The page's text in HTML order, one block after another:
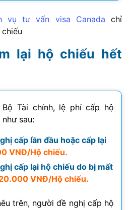
vụ tư vấn visa Canada chỉ
lại hộ chiếu hết
Tài chính, lệ phí cấp hộ
sau:
cấp lần đầu hoặc cấp lại
VNĐ/Hộ chiếu.
cấp lại hộ chiếu do bị mất
VNĐ/Hộ chiếu.
trên, người đề nghị cấp hộ